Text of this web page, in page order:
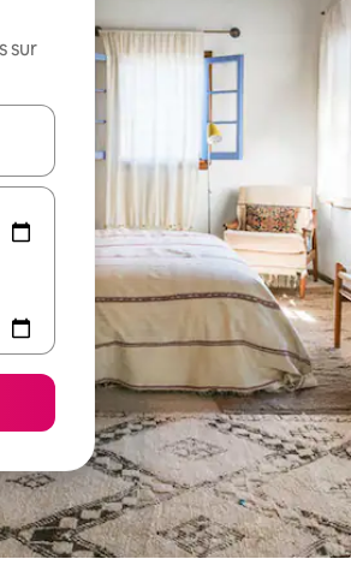
sur
en utilisant les flèches vers le haut et vers